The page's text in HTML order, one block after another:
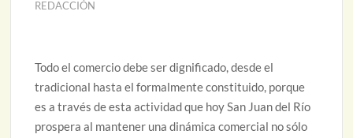
REDACCIÓN
Todo el comercio debe ser dignificado, desde el
tradicional hasta el formalmente constituido, porque
es a través de esta actividad que hoy San Juan del Río
prospera al mantener una dinámica comercial no sólo